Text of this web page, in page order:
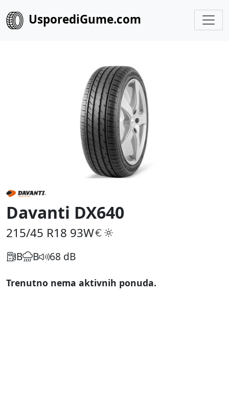
UsporediGume.com
Davanti DX640
215/45 R18 93W
B B 68 dB
Trenutno nema aktivnih ponuda.